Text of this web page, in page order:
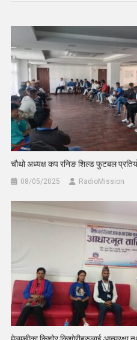
चौथो अध्यक्ष कप रनिङ शिल्ड फुटबल
08/05/2025 RadioMission